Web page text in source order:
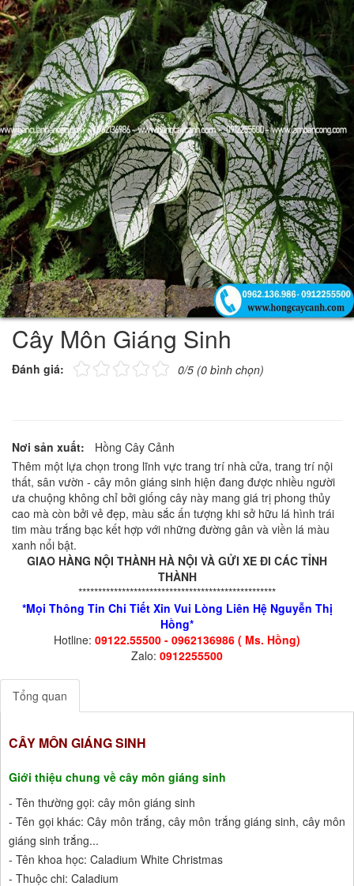
Cây Môn Giáng Sinh
Đánh giá: 0/5 (0 bình chọn)
Nơi sản xuất:
Hồng Cây Cảnh
Thêm một lựa chọn trong lĩnh vực trang trí nhà cửa, trang trí nội
thất, sân vườn - cây môn giáng sinh hiện đang được nhiều người
ưa chuộng không chỉ bởi giống cây này mang giá trị phong thủy
cao mà còn bởi vẻ đẹp, màu sắc ấn tượng khi sở hữu lá hình trái
tim màu trắng bạc kết hợp với những đường gân và viền lá màu
xanh nổi bật.
GIAO HÀNG NỘI THÀNH HÀ NỘI VÀ GỬI XE ĐI CÁC TỈNH
THÀNH
**************************************************
*Mọi Thông Tin Chi Tiết Xin Vui Lòng Liên Hệ Nguyễn Thị
Hồng*
Hotline: 09122.55500 - 0962136986 ( Ms. Hồng)
Zalo: 0912255500
Tổng quan
CÂY MÔN GIÁNG SINH
Giới thiệu chung về cây môn giáng sinh
- Tên thường gọi: cây môn giáng sinh
- Tên gọi khác: Cây môn trắng, cây môn trắng giáng sinh, cây môn
giáng sinh trắng...
- Tên khoa học: Caladium White Christmas
- Thuộc chi: Caladium